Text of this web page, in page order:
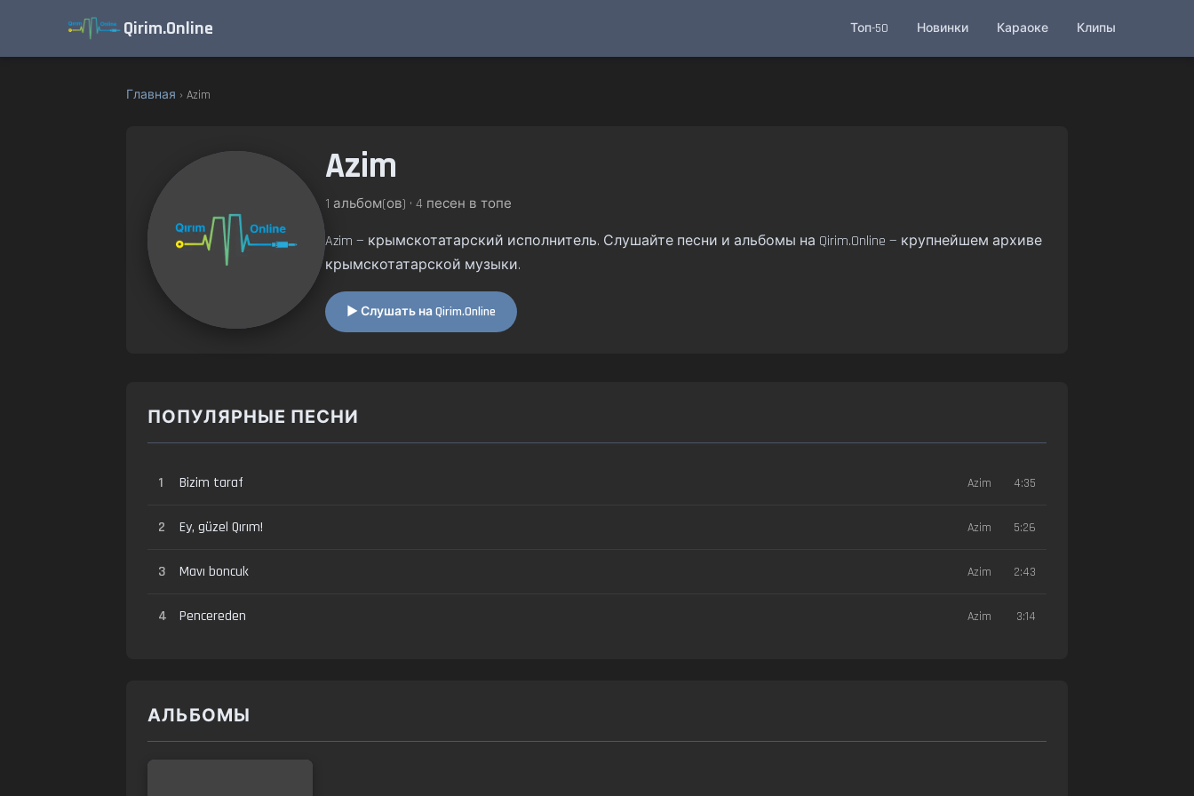
Qirim.Online Топ-50 Новинки Караоке Клипы
Главная › Azim
Azim
1 альбом(ов) • 4 песен в топе
Azim — крымскотатарский исполнитель. Слушайте песни и альбомы на Qirim.Online — крупнейшем архиве
крымскотатарской музыки.
▶ Слушать на Qirim.Online
ПОПУЛЯРНЫЕ ПЕСНИ
1 Bizim taraf Azim 4:35
2 Ey, güzel Qırım! Azim 5:26
3 Mavı boncuk Azim 2:43
4 Pencereden Azim 3:14
АЛЬБОМЫ